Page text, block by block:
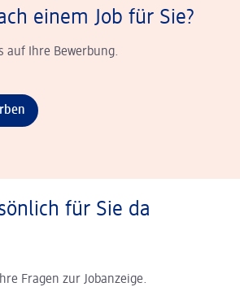
einem Job für Sie?
auf Ihre Bewerbung.
für Sie da
Fragen zur Jobanzeige.